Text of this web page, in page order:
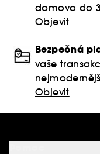
domova do
Objevit
Bezpečná
vaše
Objevit